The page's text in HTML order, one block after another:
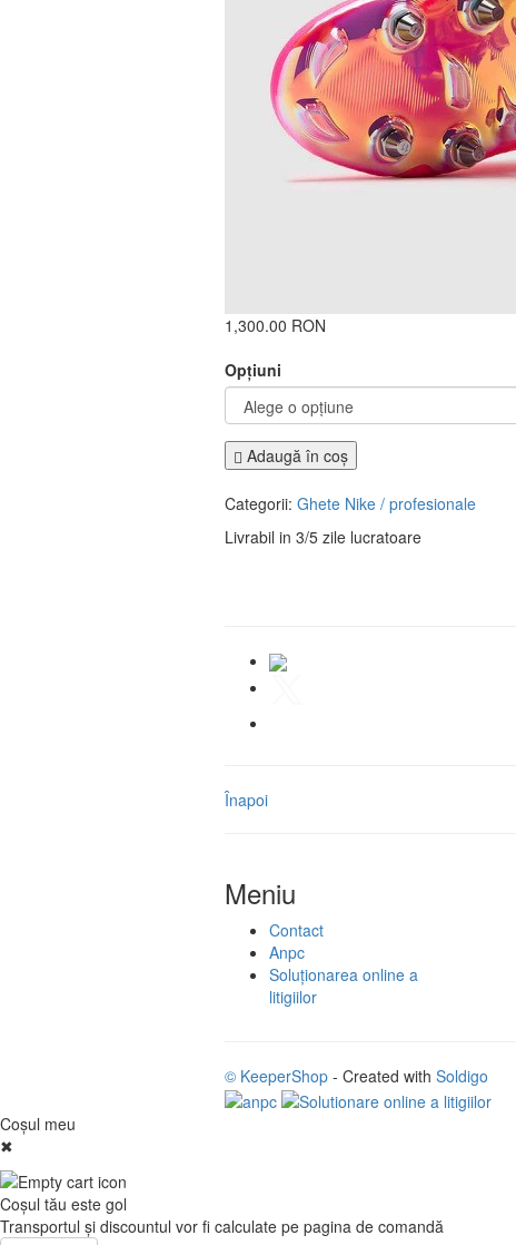
1,300.00 RON
Opţiuni
Adaugă în coş
Categorii: Ghete Nike / profesionale
Livrabil in 3/5 zile lucratoare
Înapoi
Meniu
Contact
Anpc
Soluționarea online a
litigiilor
© KeeperShop - Created with Soldigo
Coşul meu
✖
Coşul tău este gol
Transportul şi discountul vor fi calculate pe pagina de comandă